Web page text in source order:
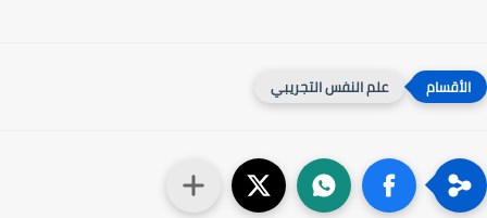
علم النفس التجريبي